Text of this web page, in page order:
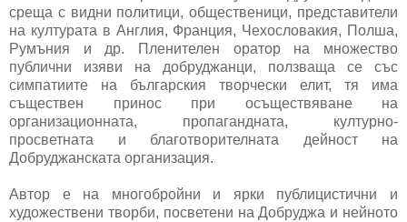
среща с видни политици, общественици, представители
на културата в Англия, Франция, Чехословакия, Полша,
Румъния и др. Пленителен оратор на множество
публични изяви на добруджанци, ползваща се със
симпатиите на българския творчески елит, тя има
съществен принос при осъществяване на
организационната, пропагандната, културно-
просветната и благотворителната дейност на
Добруджанската организация.
Автор е на многобройни и ярки публицистични и
художествени творби, посветени на Добруджа и нейното